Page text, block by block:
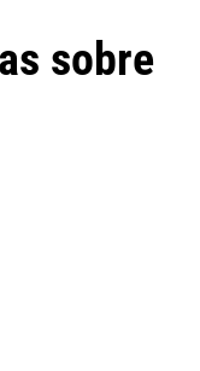
sobre